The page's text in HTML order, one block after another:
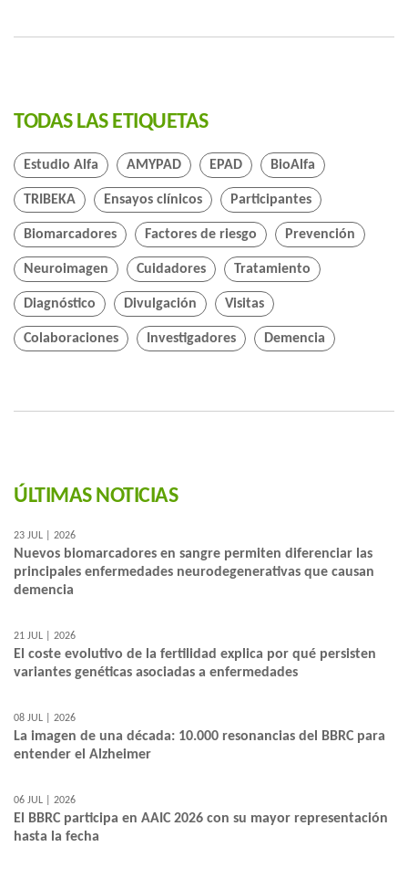
TODAS LAS ETIQUETAS
Estudio Alfa AMYPAD EPAD BioAlfa
TRIBEKA Ensayos clínicos Participantes
Biomarcadores Factores de riesgo Prevención
Neuroimagen Cuidadores Tratamiento
Diagnóstico Divulgación Visitas
Colaboraciones Investigadores Demencia
ÚLTIMAS NOTICIAS
23 JUL | 2026
Nuevos biomarcadores en sangre permiten diferenciar las
principales enfermedades neurodegenerativas que causan
demencia
21 JUL | 2026
El coste evolutivo de la fertilidad explica por qué persisten
variantes genéticas asociadas a enfermedades
08 JUL | 2026
La imagen de una década: 10.000 resonancias del BBRC para
entender el Alzheimer
06 JUL | 2026
El BBRC participa en AAIC 2026 con su mayor representación
hasta la fecha